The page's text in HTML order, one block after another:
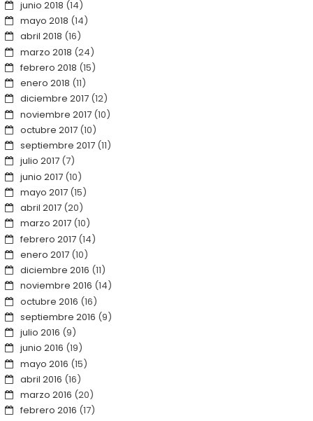
junio 2018 (14)
mayo 2018 (14)
abril 2018 (16)
marzo 2018 (24)
febrero 2018 (15)
enero 2018 (11)
diciembre 2017(12)
noviembre 2017(10)
octubre 2017(10)
septiembre 2017(11)
julio 2017(7)
junio 2017(10)
mayo 2017(15)
abril 2017(20)
marzo 2017(10)
febrero 2017(14)
enero 2017(10)
diciembre 2016 (11)
noviembre 2016 (14)
octubre 2016 (16)
septiembre 2016 (9)
julio 2016 (9)
junio 2016 (19)
mayo 2016 (15)
abril 2016 (16)
marzo 2016 (20)
febrero 2016 (17)